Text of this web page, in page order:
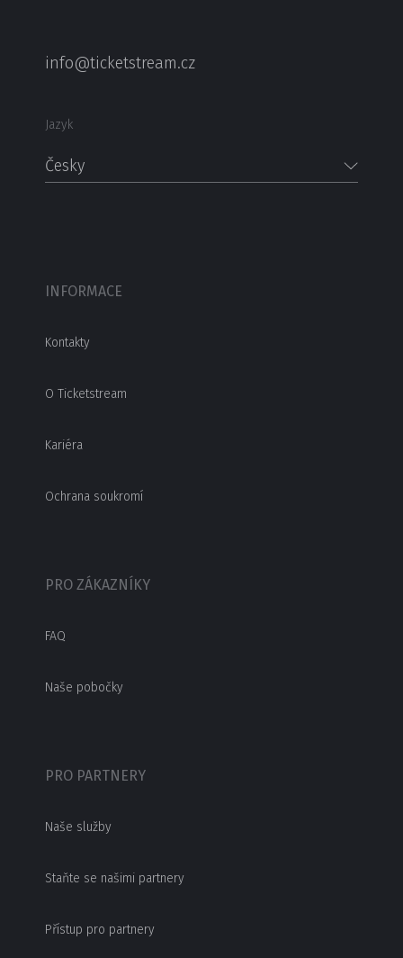
info@ticketstream.cz
Jazyk
Česky
INFORMACE
Kontakty
O Ticketstream
Kariéra
Ochrana soukromí
PRO ZÁKAZNÍKY
FAQ
Naše pobočky
PRO PARTNERY
Naše služby
Staňte se našimi partnery
Přístup pro partnery